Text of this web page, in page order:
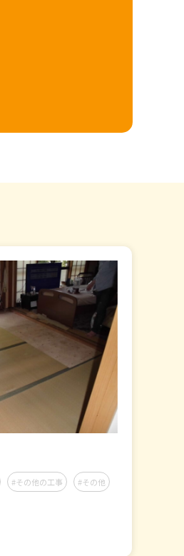
#その他の工事 #その他